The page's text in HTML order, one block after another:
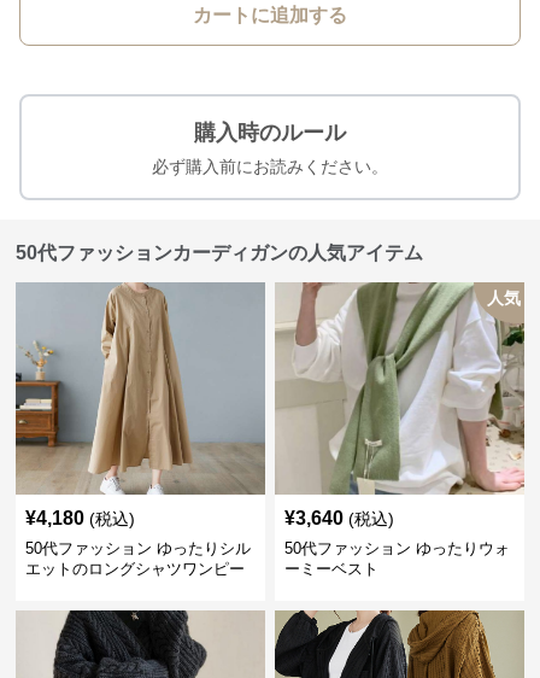
カートに追加する
購入時のルール
必ず購入前にお読みください。
50代ファッションカーディガンの人気アイテム
¥4,180 (税込)
50代ファッション ゆったりシル
エットのロングシャツワンピー
人気
¥3,640 (税込)
50代ファッション ゆったりウォ
ーミーベスト